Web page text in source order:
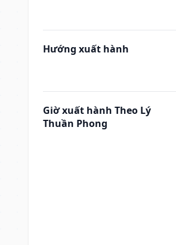
Hướng xuất hành
Giờ xuất hành Theo Lý
Thuần Phong